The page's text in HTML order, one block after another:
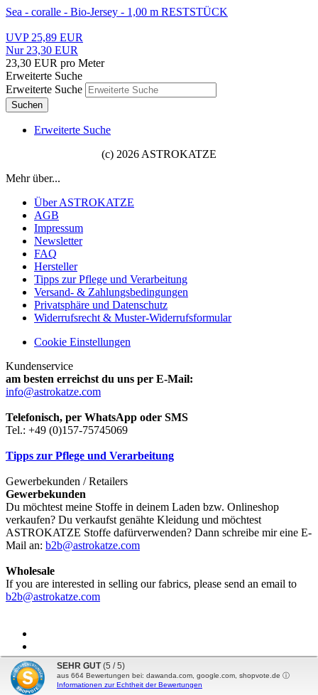
Sea - coralle - Bio-Jersey - 1,00 m RESTSTÜCK
UVP 25,89 EUR
Nur 23,30 EUR
23,30 EUR pro Meter
Erweiterte Suche
Erweiterte Suche
Suchen
Erweiterte Suche
(c) 2026 ASTROKATZE
Mehr über...
Über ASTROKATZE
AGB
Impressum
Newsletter
FAQ
Hersteller
Tipps zur Pflege und Verarbeitung
Versand- & Zahlungsbedingungen
Privatsphäre und Datenschutz
Widerrufsrecht & Muster-Widerrufsformular
Cookie Einstellungen
Kundenservice
am besten erreichst du uns per E-Mail:
info@astrokatze.com
Telefonisch, per WhatsApp oder SMS
Tel.: +49 (0)157-75745069
Tipps zur Pflege und Verarbeitung
Gewerbekunden / Retailers
Gewerbekunden
Du möchtest meine Stoffe in deinem Laden bzw. Onlineshop
verkaufen? Du verkaufst genähte Kleidung und möchtest
ASTROKATZE Stoffe dafürverwenden? Dann schreibe mir eine E-
Mail an: b2b@astrokatze.com
Wholesale
If you are interested in selling our fabrics, please send an email to
b2b@astrokatze.com
Vertrag widerrufenInternetshopby Gambio.de © 2026
SEHR GUT (5 / 5)
aus 664 Bewertungen bei: dawanda.com, google.com, shopvote.de ⓘ
Informationen zur Echtheit der Bewertungen